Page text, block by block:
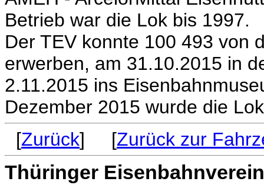
Betrieb war die Lok bis 1997.
Der TEV konnte 100 493 von
erwerben, am 31.10.2015 in
2.11.2015 ins
Dezember 2015 wurde die
[Zurück] [Zurück zur
Thüringer